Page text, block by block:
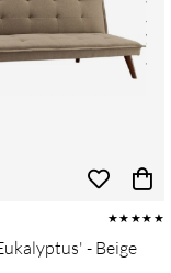
★★★★★
- Beige